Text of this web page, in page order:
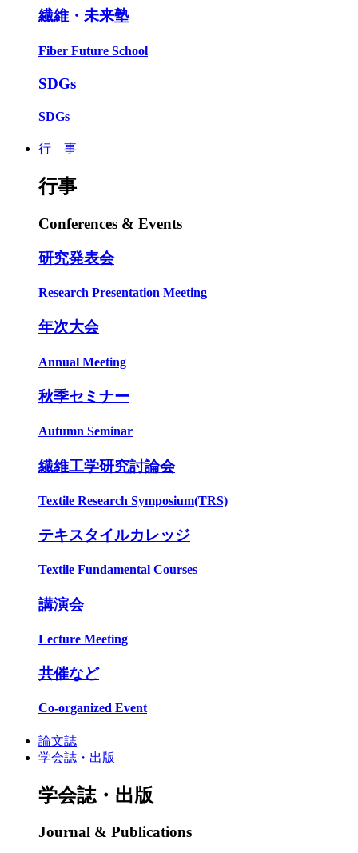
繊維・未来塾
Fiber Future School
SDGs
SDGs
行 事
行事
Conferences & Events
研究発表会
Research Presentation Meeting
年次大会
Annual Meeting
秋季セミナー
Autumn Seminar
繊維工学研究討論会
Textile Research Symposium(TRS)
テキスタイルカレッジ
Textile Fundamental Courses
講演会
Lecture Meeting
共催など
Co-organized Event
論文誌
学会誌・出版
学会誌・出版
Journal & Publications